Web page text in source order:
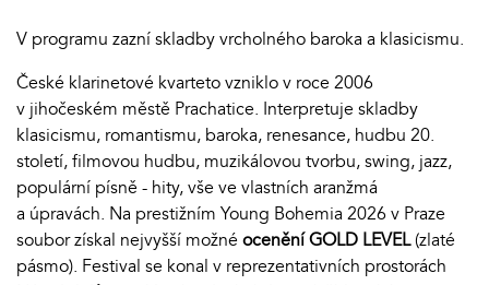
V programu zazní skladby vrcholného baroka a klasicismu.
České klarinetové kvarteto vzniklo v roce 2006
v jihočeském městě Prachatice. Interpretuje skladby
klasicismu, romantismu, baroka, renesance, hudbu 20.
století, filmovou hudbu, muzikálovou tvorbu, swing, jazz,
populární písně - hity, vše ve vlastních aranžmá
a úpravách. Na prestižním Young Bohemia 2026 v Praze
soubor získal nejvyšší možnéocenění GOLD LEVEL(zlaté
pásmo). Festival se konal v reprezentativních prostorách